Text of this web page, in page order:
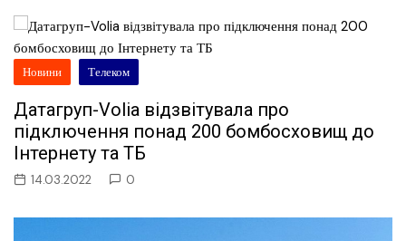
Новини Телеком
Датагруп-Volia відзвітувала про
підключення понад 200 бомбосховищ до
Інтернету та ТБ
14.03.2022 0